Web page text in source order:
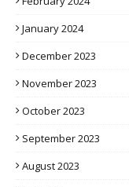
January 2024
December 2023
November 2023
October 2023
September 2023
August 2023